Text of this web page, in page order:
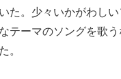
た。少々いかがわし
テーマのソングを歌
。